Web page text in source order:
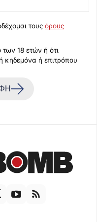
τους όρους
18 ετών ή ότι
κηδεμόνα ή επιτρόπου